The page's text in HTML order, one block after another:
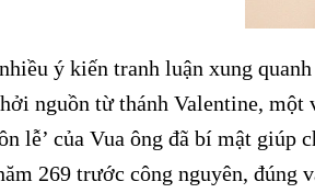
ý kiến tranh luận xung
nguồn từ thánh Valentine,
lễ’ của Vua ông đã bí mật giúp
269 trước công nguyên, đúng